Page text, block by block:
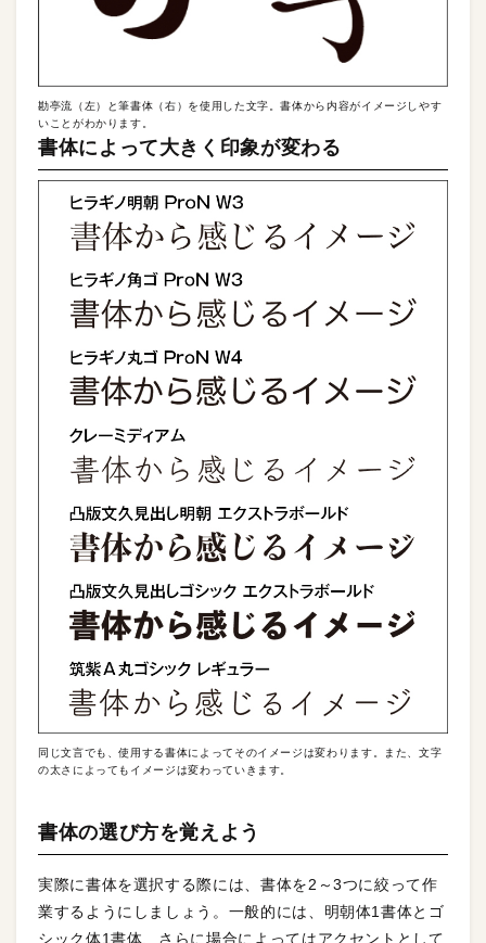
勘亭流（左）と筆書体（右）を使用した文字。書体から内容がイメージしやす
いことがわかります。
書体によって大きく印象が変わる
同じ文言でも、使用する書体によってそのイメージは変わります。また、文字
の太さによってもイメージは変わっていきます。
書体の選び方を覚えよう
実際に書体を選択する際には、書体を2～3つに絞って作
業するようにしましょう。一般的には、明朝体1書体とゴ
シック体1書体、さらに場合によってはアクセントとして